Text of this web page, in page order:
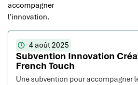
accompagner
l’innovation.
4 août 2025
Subvention Innovation
French Touch
Une subvention pour accompagner